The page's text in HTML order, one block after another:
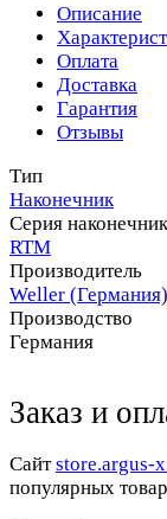
Описание
Оплата
Доставка
Гарантия
Отзывы
Тип
Наконечник
Серия
RTM
Производитель
Weller (Германия)
Производство
Германия
Заказ и
Cайтstore.argus-
популярных